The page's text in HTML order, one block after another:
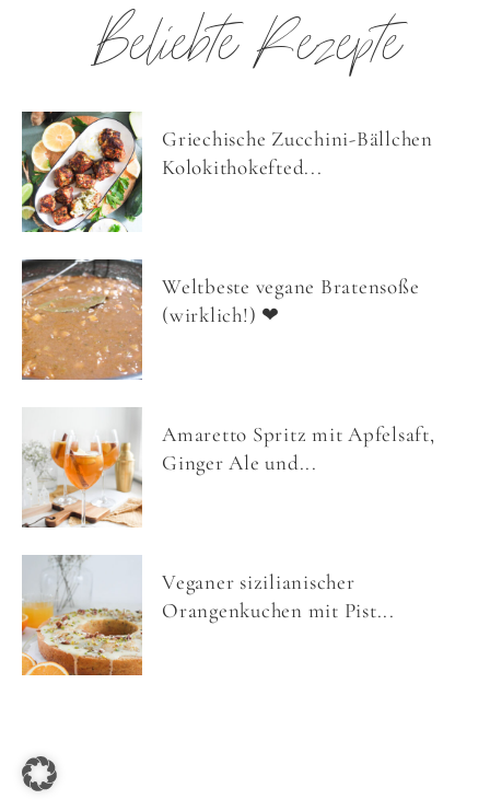
Beliebte Rezepte
Griechische Zucchini-Bällchen
Kolokithokefted...
Weltbeste vegane Bratensoße
(wirklich!) ❤
Amaretto Spritz mit Apfelsaft,
Ginger Ale und...
Veganer sizilianischer
Orangenkuchen mit Pist...